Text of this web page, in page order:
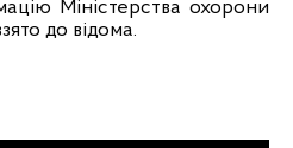
Міністерства охорони
до відома.